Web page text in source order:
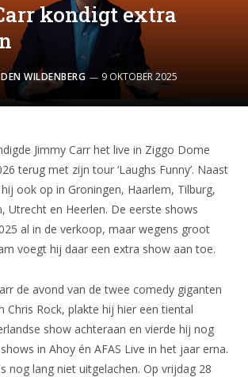
kondigt extra
WILDENBERG 9 OKTOBER 2025
Jimmy Carr het live in Ziggo Dome
terug met zijn tour ‘Laughs Funny’. Naast
ook op in Groningen, Haarlem, Tilburg,
Utrecht en Heerlen. De eerste shows
al in de verkoop, maar wegens groot
voegt hij daar een extra show aan toe.
de avond van de twee comedy giganten
Chris Rock, plakte hij hier een tiental
show achteraan en vierde hij nog
in Ahoy én AFAS Live in het jaar erna.
nog lang niet uitgelachen. Op vrijdag 28